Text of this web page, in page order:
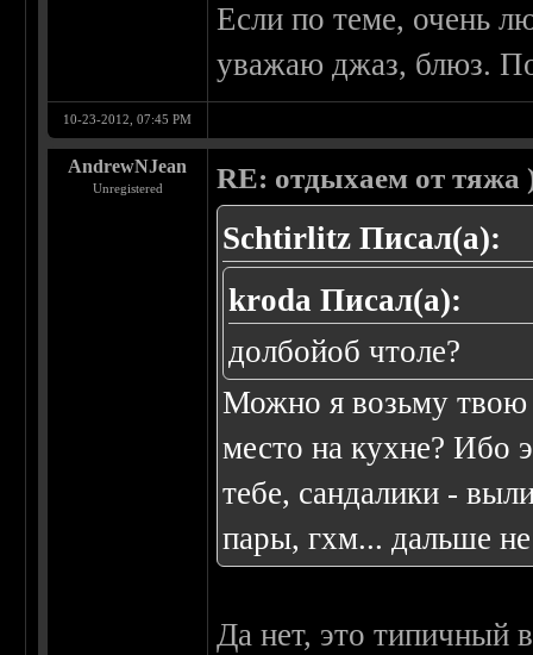
Если по теме, очень
уважаю джаз, блюз.
10-23-2012, 07:45 PM
AndrewNJean
Unregistered RE: отдыхаем от тяжа
Schtirlitz Писал(а):
kroda Писал(а):
долбойоб чтоле?
Можно я возьму твою
место на кухне? Ибо
тебе, сандалики -
пары, гхм... дальше
Да нет, это типичный